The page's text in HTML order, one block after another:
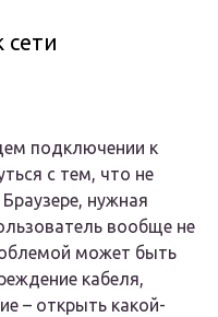
сети
подключении к
с тем, что не
нужная
вообще не
может быть
кабеля,
– открыть какой-